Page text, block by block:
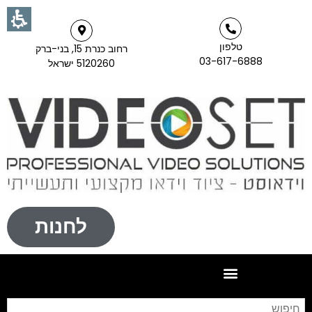
טלפון
03-617-6888
רחוב כנרת 15, בני-ברק
5120260 ישראל
לחנות